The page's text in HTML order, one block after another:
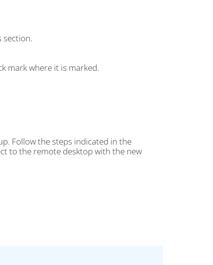
section.
mark where it is marked.
Follow the steps indicated in the
to the remote desktop with the new